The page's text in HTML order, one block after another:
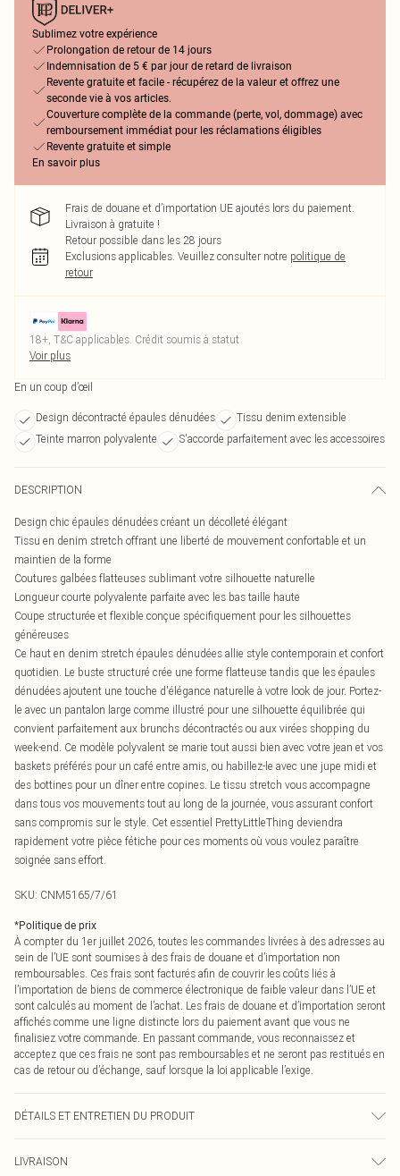
Sublimez votre expérience
Prolongation de retour de 14 jours
Indemnisation de 5 € par jour de retard de livraison
Revente gratuite et facile - récupérez de la valeur et offrez une
seconde vie à vos articles.
Couverture complète de la commande (perte, vol, dommage) avec
remboursement immédiat pour les réclamations éligibles
Revente gratuite et simple
En savoir plus
Frais de douane et d’importation UE ajoutés lors du paiement.
Livraison à gratuite !
Retour possible dans les 28 jours
Exclusions applicables. Veuillez consulter notre politique de
retour
18+, T&C applicables. Crédit soumis à statut
Voir plus
En un coup d’œil
Design décontracté épaules dénudées
Tissu denim extensible
Teinte marron polyvalente
S'accorde parfaitement avec les accessoires
DESCRIPTION
Design chic épaules dénudées créant un décolleté élégant
Tissu en denim stretch offrant une liberté de mouvement confortable et un
maintien de la forme
Coutures galbées flatteuses sublimant votre silhouette naturelle
Longueur courte polyvalente parfaite avec les bas taille haute
Coupe structurée et flexible conçue spécifiquement pour les silhouettes
généreuses
Ce haut en denim stretch épaules dénudées allie style contemporain et confort
quotidien. Le buste structuré crée une forme flatteuse tandis que les épaules
dénudées ajoutent une touche d'élégance naturelle à votre look de jour. Portez-
le avec un pantalon large comme illustré pour une silhouette équilibrée qui
convient parfaitement aux brunchs décontractés ou aux virées shopping du
week-end. Ce modèle polyvalent se marie tout aussi bien avec votre jean et vos
baskets préférés pour un café entre amis, ou habillez-le avec une jupe midi et
des bottines pour un dîner entre copines. Le tissu stretch vous accompagne
dans tous vos mouvements tout au long de la journée, vous assurant confort
sans compromis sur le style. Cet essentiel PrettyLittleThing deviendra
rapidement votre pièce fétiche pour ces moments où vous voulez paraître
soignée sans effort.
SKU: CNM5165/7/61
*Politique de prix
À compter du 1er juillet 2026, toutes les commandes livrées à des adresses au
sein de l’UE sont soumises à des frais de douane et d’importation non
remboursables. Ces frais sont facturés afin de couvrir les coûts liés à
l’importation de biens de commerce électronique de faible valeur dans l’UE et
sont calculés au moment de l’achat. Les frais de douane et d’importation seront
affichés comme une ligne distincte lors du paiement avant que vous ne
finalisiez votre commande. En passant commande, vous reconnaissez et
acceptez que ces frais ne sont pas remboursables et ne seront pas restitués en
cas de retour ou d’échange, sauf lorsque la loi applicable l’exige.
DÉTAILS ET ENTRETIEN DU PRODUIT
tissu utilisé, la couleur peut déteindre.
LIVRAISON